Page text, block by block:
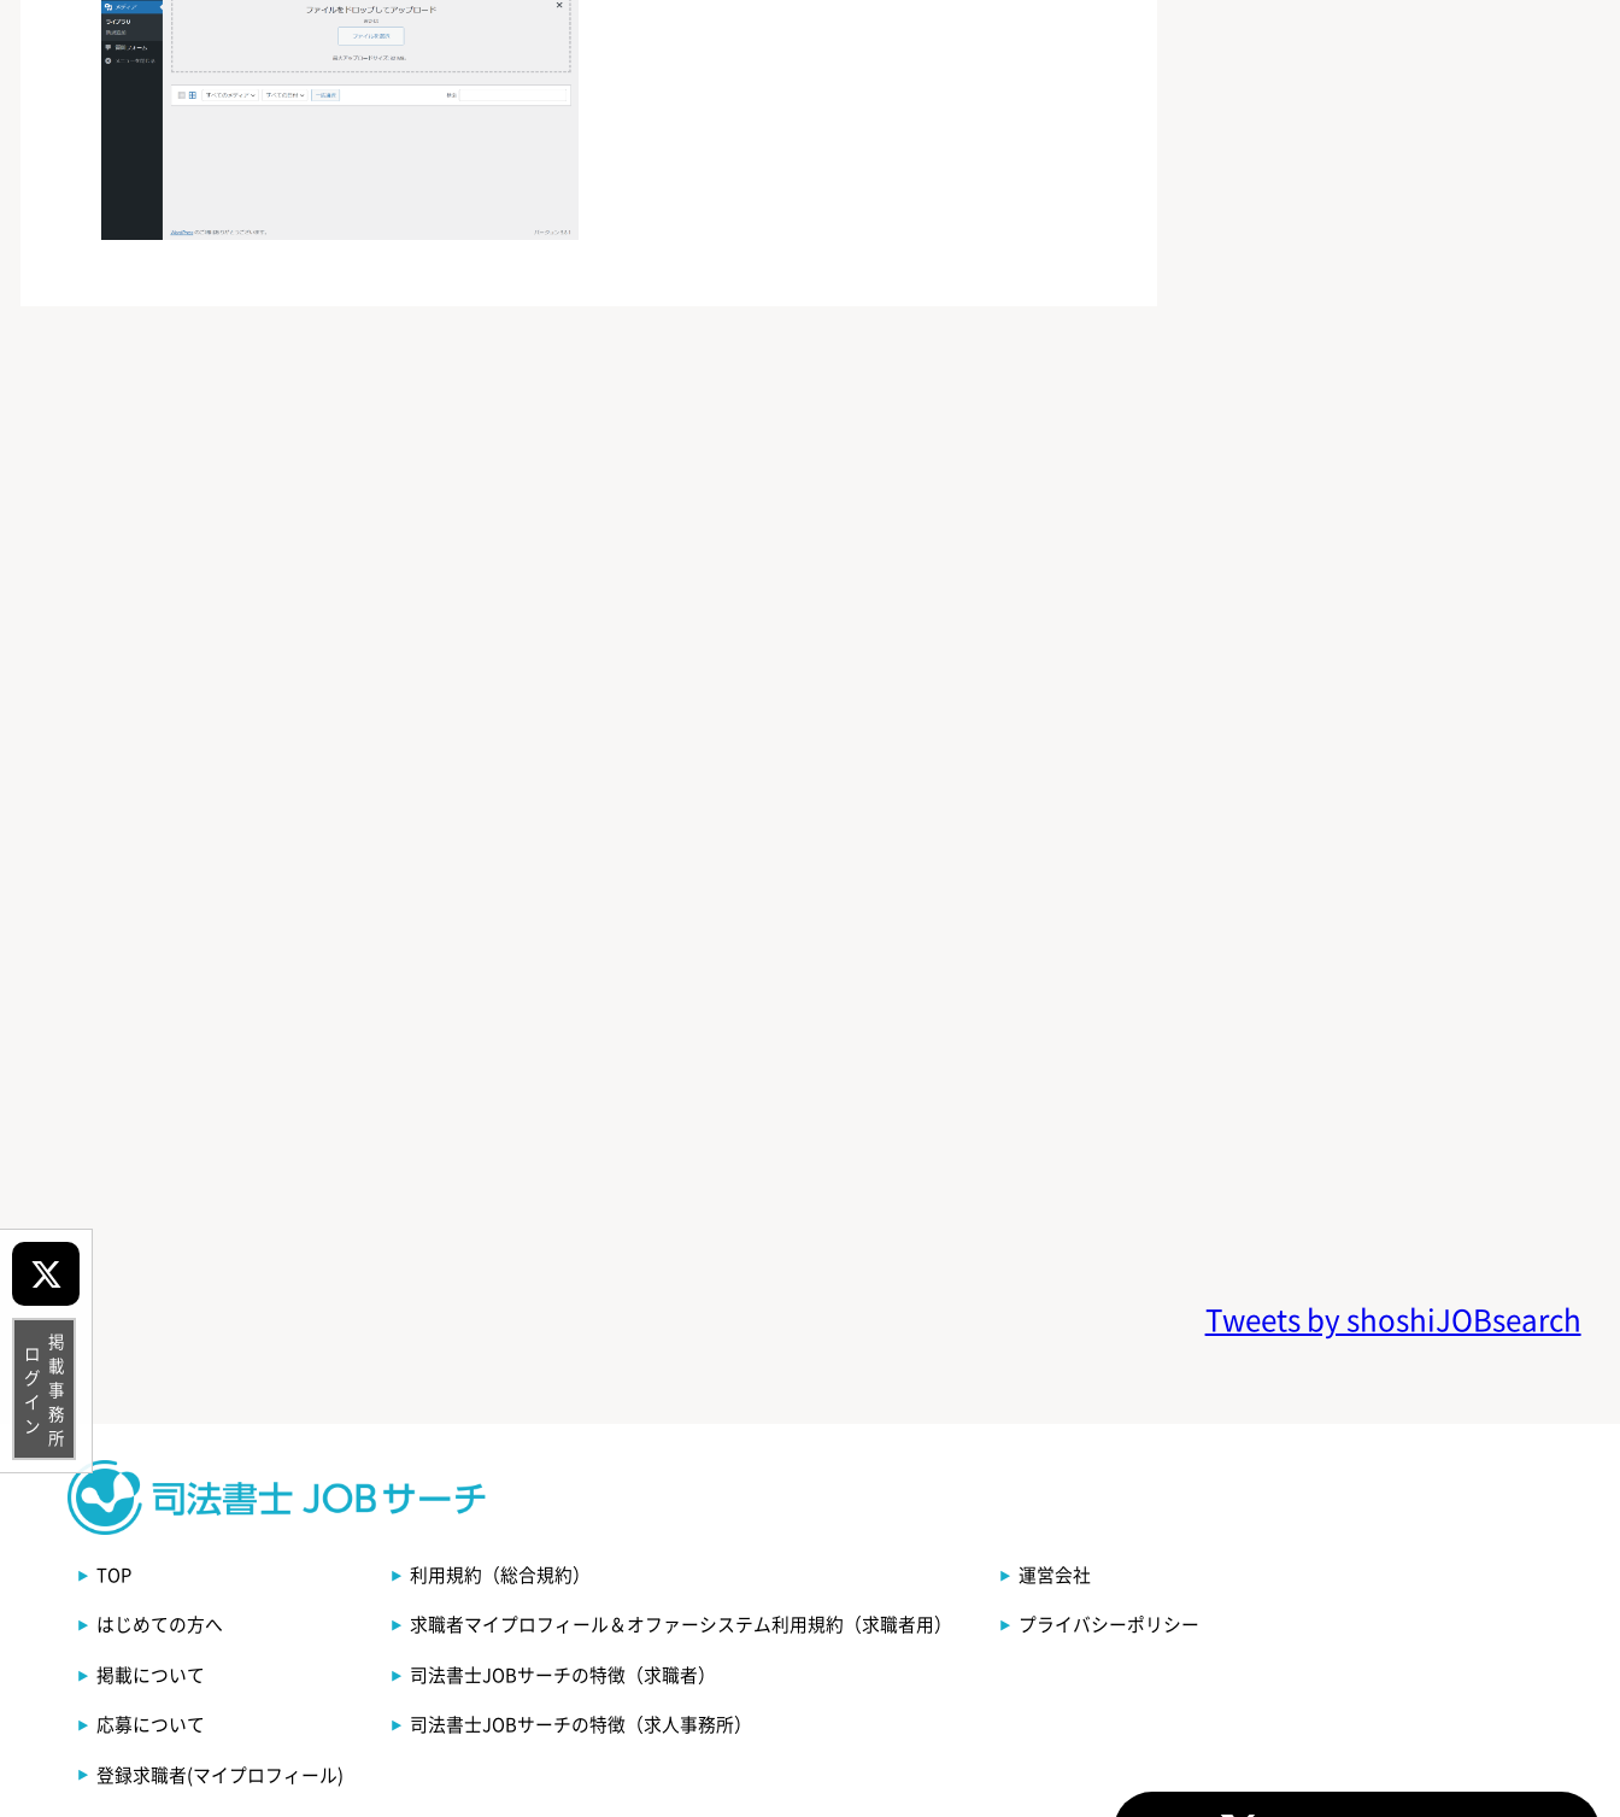
Tweets by shoshiJOBsearch
TOP
はじめての方へ
掲載について
応募について
登録求職者(マイプロフィール)
利用規約（総合規約）
求職者マイプロフィール＆オファーシステム利用規約（求職者用）
司法書士JOBサーチの特徴（求職者）
司法書士JOBサーチの特徴（求人事務所）
運営会社
プライバシーポリシー
掲載事務所
ログイン